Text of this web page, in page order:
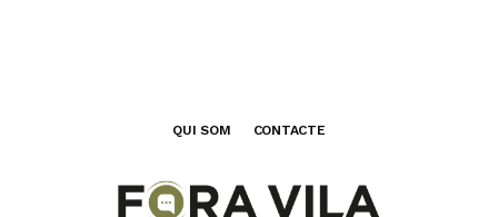
QUI SOM CONTACTE